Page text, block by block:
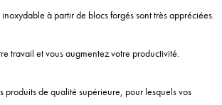
à partir de blocs forgés sont très appréciées.
travail et vous augmentez votre productivité.
produits de qualité supérieure, pour lesquels vos